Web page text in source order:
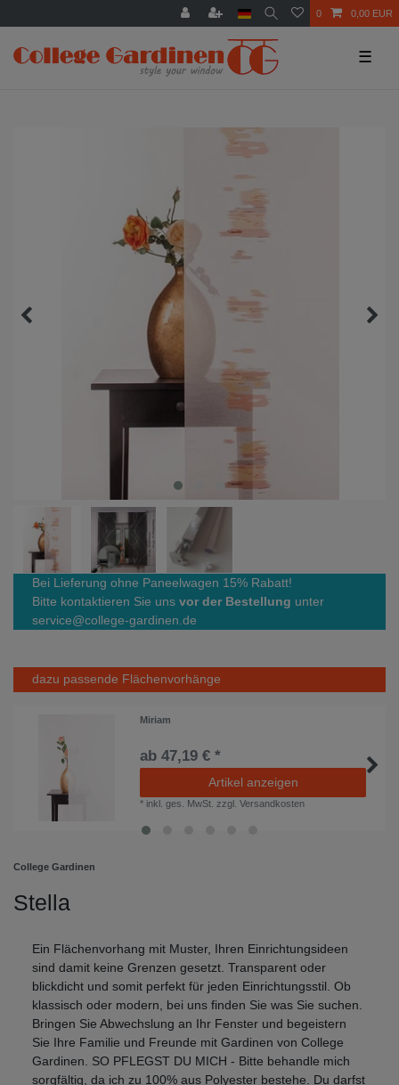
0 0,00 EUR
☰
Bei Lieferung ohne Paneelwagen 15% Rabatt!
Bitte kontaktieren Sie uns vor der Bestellung unter
service@college-gardinen.de
dazu passende Flächenvorhänge
Miriam
ab 47,19 € *
Artikel anzeigen
* inkl. ges. MwSt. zzgl.Versandkosten
College Gardinen
Stella
Ein Flächenvorhang mit Muster, Ihren Einrichtungsideen
sind damit keine Grenzen gesetzt. Transparent oder
blickdicht und somit perfekt für jeden Einrichtungsstil. Ob
klassisch oder modern, bei uns finden Sie was Sie suchen.
Bringen Sie Abwechslung an Ihr Fenster und begeistern
Sie Ihre Familie und Freunde mit Gardinen von College
Gardinen. SO PFLEGST DU MICH - Bitte behandle mich
sorgfältig, da ich zu 100% aus Polyester bestehe. Du darfst